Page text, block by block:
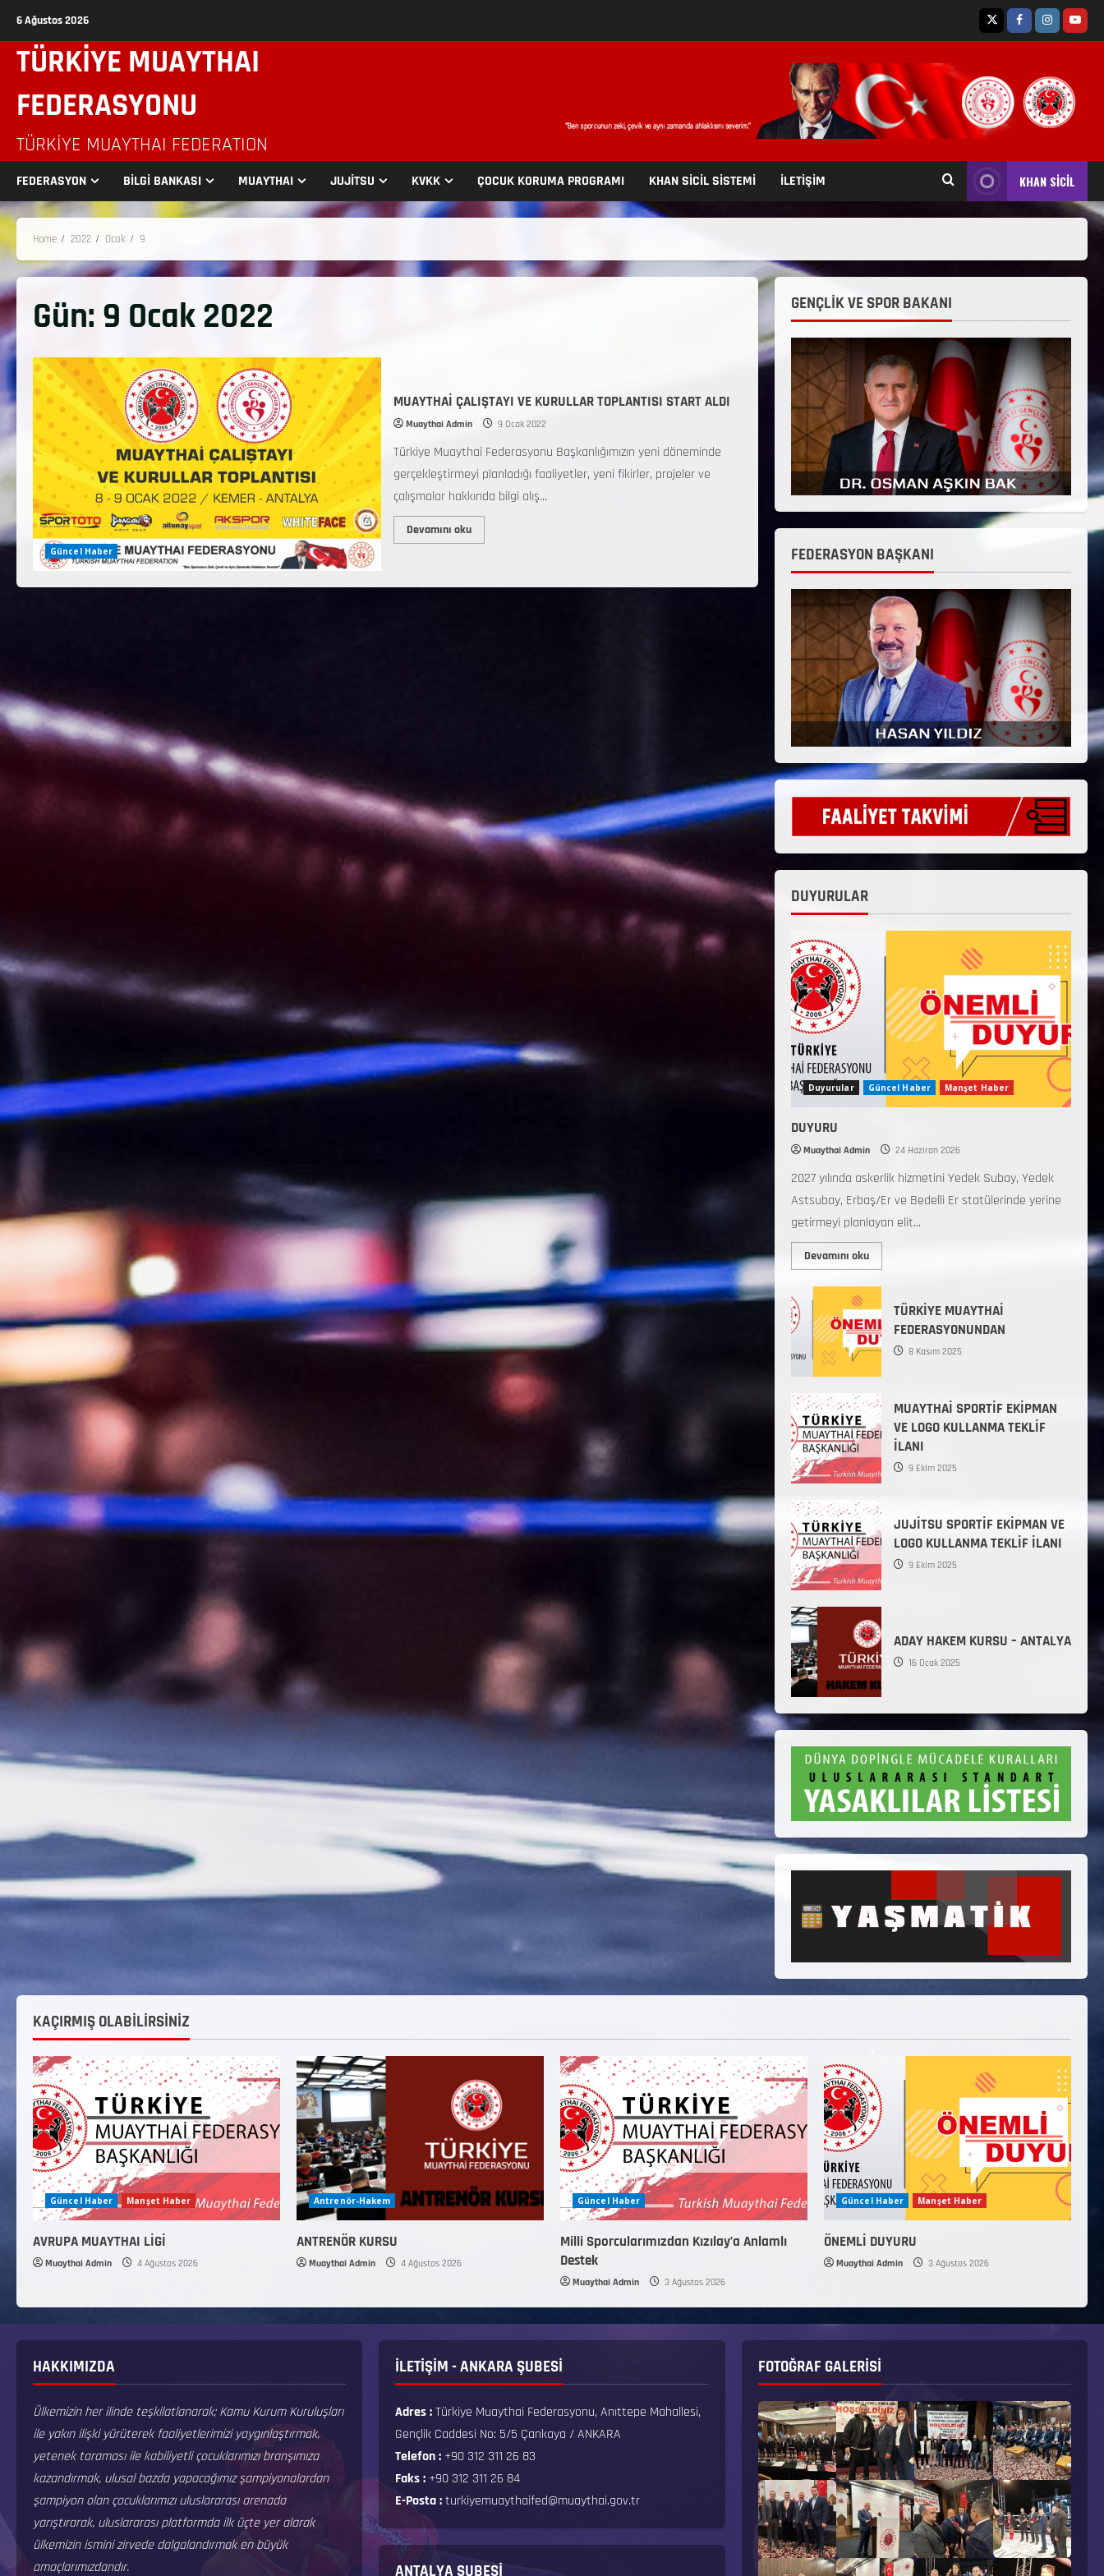
6 Ağustos 2026
TÜRKİYE MUAYTHAI
FEDERASYONU
TÜRKIYE MUAYTHAI FEDERATION
FEDERASYON BİLGİ BANKASI MUAYTHAI JUJİTSU KVKK ÇOCUK KORUMA PROGRAMI KHAN SİCİL SİSTEMİ İLETİŞİM KHAN SİCİL
Home 2022 Ocak 9
Gün: 9 Ocak 2022
Güncel Haber
MUAYTHAİ ÇALIŞTAYI VE KURULLAR TOPLANTISI START ALDI
Muaythai Admin 9 Ocak 2022
Türkiye Muaythai Federasyonu Başkanlığımızın yeni döneminde
gerçekleştirmeyi planladığı faaliyetler, yeni fikirler, projeler ve
çalışmalar hakkında bilgi alış...
Devamını oku
GENÇLİK VE SPOR BAKANI
FEDERASYON BAŞKANI
DUYURULAR
Duyurular Güncel Haber Manşet Haber
DUYURU
Muaythai Admin 24 Haziran 2026
2027 yılında askerlik hizmetini Yedek Subay, Yedek
Astsubay, Erbaş/Er ve Bedelli Er statülerinde yerine
getirmeyi planlayan elit...
Devamını oku
TÜRKİYE MUAYTHAİ
FEDERASYONUNDAN
8 Kasım 2025
MUAYTHAİ SPORTİF EKİPMAN
VE LOGO KULLANMA TEKLİF
İLANI
9 Ekim 2025
JUJİTSU SPORTİF EKİPMAN VE
LOGO KULLANMA TEKLİF İLANI
9 Ekim 2025
ADAY HAKEM KURSU – ANTALYA
16 Ocak 2025
KAÇIRMIŞ OLABİLİRSİNİZ
Güncel Haber Manşet Haber
AVRUPA MUAYTHAI LİGİ
Muaythai Admin 4 Ağustos 2026
Antrenör-Hakem
ANTRENÖR KURSU
Muaythai Admin 4 Ağustos 2026
Güncel Haber
Milli Sporcularımızdan Kızılay’a Anlamlı
Destek
Muaythai Admin 3 Ağustos 2026
Güncel Haber Manşet Haber
ÖNEMLİ DUYURU
Muaythai Admin 3 Ağustos 2026
HAKKIMIZDA
Ülkemizin her ilinde teşkilatlanarak; Kamu Kurum Kuruluşları
ile yakın ilişki yürüterek faaliyetlerimizi yaygınlaştırmak,
yetenek taraması ile kabiliyetli çocuklarımızı branşımıza
kazandırmak, ulusal bazda yapacağımız şampiyonalardan
şampiyon olan çocuklarımızı uluslararası arenada
yarıştırarak, uluslararası platformda ilk üçte yer alarak
ülkemizin ismini zirvede dalgalandırmak en büyük
amaçlarımızdandır.
İLETİŞİM - ANKARA ŞUBESİ
Adres :Türkiye Muaythai Federasyonu, Anıttepe Mahallesi,
Gençlik Caddesi No: 5/5 Çankaya / ANKARA
Telefon : +90 312 311 26 83
Faks : +90 312 311 26 84
E-Posta :turkiyemuaythaifed@muaythai.gov.tr
ANTALYA ŞUBESİ
FOTOĞRAF GALERISI